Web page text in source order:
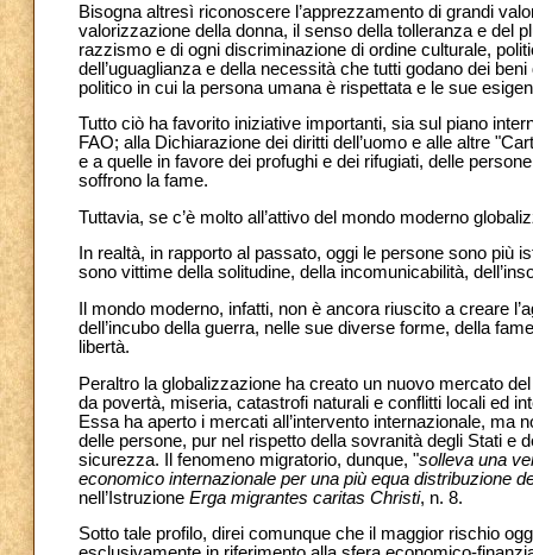
Bisogna altresì riconoscere l’apprezzamento di grandi
valorizzazione della donna, il senso della tolleranza e del
razzismo e di ogni discriminazione di ordine culturale,
dell’uguaglianza e della necessità che tutti godano dei
politico in cui la persona umana è rispettata e le sue
Tutto ciò ha favorito iniziative importanti, sia sul piano
FAO; alla Dichiarazione dei diritti dell’uomo e alle altre
e a quelle in favore dei profughi e dei rifugiati, delle
soffrono la fame.
Tuttavia, se c’è molto all’attivo del mondo moderno
In realtà, in rapporto al passato, oggi le persone sono più
sono vittime della solitudine, della incomunicabilità,
Il mondo moderno, infatti, non è ancora riuscito a creare
dell’incubo della guerra, nelle sue diverse forme, della
libertà.
Peraltro la globalizzazione ha creato un nuovo mercato
da povertà, miseria, catastrofi naturali e conflitti locali ed
Essa ha aperto i mercati all’intervento internazionale, ma
delle persone, pur nel rispetto della sovranità degli Stati e
sicurezza. Il fenomeno migratorio, dunque, "solleva una
economico internazionale per una più equa distribuzione
nell’Istruzione Erga migrantes caritas Christi, n. 8.
Sotto tale profilo, direi comunque che il maggior rischio